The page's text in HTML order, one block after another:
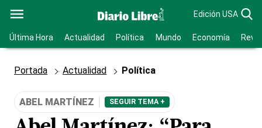
Edición USA
Última Hora Actualidad Política Mundo Economía
Portada Actualidad Política
ABEL MARTÍNEZ SEGUIR TEMA +